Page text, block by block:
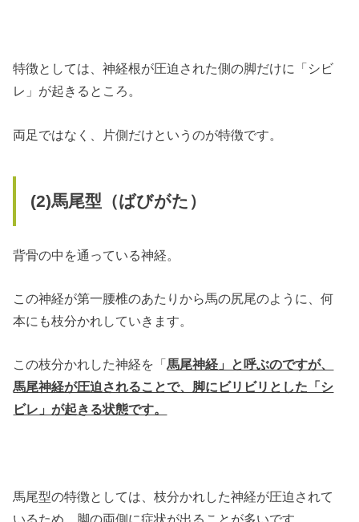
特徴としては、神経根が圧迫された側の脚だけに「シビ
レ」が起きるところ。
両足ではなく、片側だけというのが特徴です。
(2)馬尾型（ばびがた）
背骨の中を通っている神経。
この神経が第一腰椎のあたりから馬の尻尾のように、何
本にも枝分かれしていきます。
この枝分かれした神経を「馬尾神経」と呼ぶのですが、
馬尾神経が圧迫されることで、脚にビリビリとした「シ
ビレ」が起きる状態です。
馬尾型の特徴としては、枝分かれした神経が圧迫されて
いるため、脚の両側に症状が出ることが多いです。